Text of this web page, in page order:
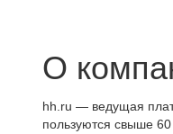
О
hh.ru — ведущая
пользуются свыше